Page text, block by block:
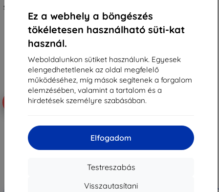
Ez a webhely a böngészés
tökéletesen használható süti-kat
használ.
Weboldalunkon sütiket használunk. Egyesek
elengedhetetlenek az oldal megfelelő
működéséhez, míg mások segítenek a forgalom
elemzésében, valamint a tartalom és a
hirdetések személyre szabásában.
Elfogadom
Testreszabás
Visszautasítani
S26 Ultra fekete (5906302323739)
5 890 Ft
5 301 Ft
Utolsó darab raktáron
8 490 Ft
7 641 Ft
-10%